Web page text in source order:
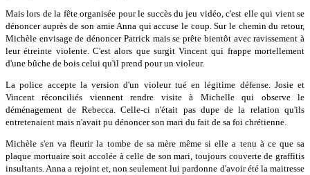
Mais lors de la fête organisée pour le succès du jeu vidéo, c'est elle qui vient se
dénoncer auprès de son amie Anna qui accuse le coup. Sur le chemin du retour,
Michèle envisage de dénoncer Patrick mais se prête bientôt avec ravissement à
leur étreinte violente. C'est alors que surgit Vincent qui frappe mortellement
d'une bûche de bois celui qu'il prend pour un violeur.
La police accepte la version d'un violeur tué en légitime défense. Josie et
Vincent réconciliés viennent rendre visite à Michelle qui observe le
déménagement de Rebecca. Celle-ci n'était pas dupe de la relation qu'ils
entretenaient mais n'avait pu dénoncer son mari du fait de sa foi chrétienne.
Michèle s'en va fleurir la tombe de sa mère même si elle a tenu à ce que sa
plaque mortuaire soit accolée à celle de son mari, toujours couverte de graffitis
insultants. Anna a rejoint et, non seulement lui pardonne d'avoir été la maitresse